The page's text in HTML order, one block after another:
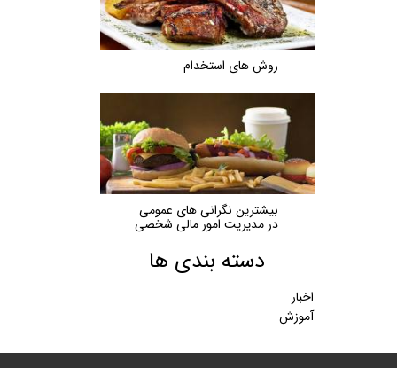
روش های استخدام
بیشترین نگرانی های عمومی
در مدیریت امور مالی شخصی
دسته بندی ها
اخبار
آموزش